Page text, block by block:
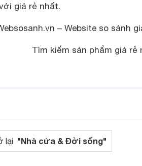
giá rẻ nhất.
– Website so sánh
Tìm kiếm sản phẩm giá rẻ
lại "Nhà cửa & Đời sống"